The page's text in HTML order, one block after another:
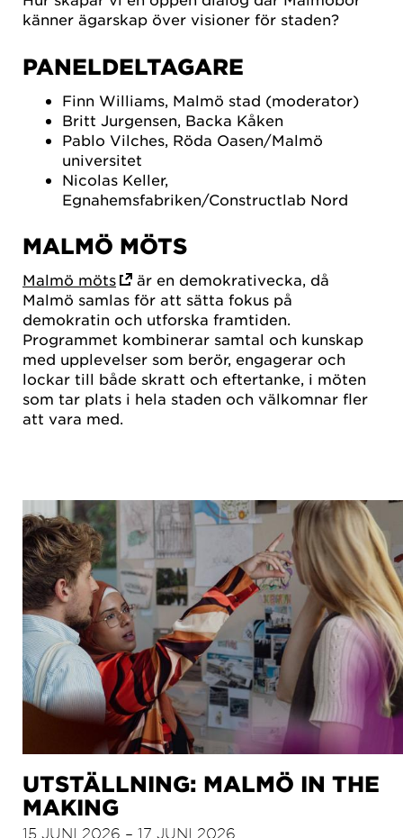
känner ägarskap över visioner för staden?
PANELDELTAGARE
Finn Williams, Malmö stad (moderator)
Britt Jurgensen, Backa Kåken
Pablo Vilches, Röda Oasen/Malmö
universitet
Nicolas Keller,
Egnahemsfabriken/Constructlab Nord
MALMÖ MÖTS
Malmö möts
är en demokrativecka, då
Malmö samlas för att sätta fokus på
demokratin och utforska framtiden.
Programmet kombinerar samtal och kunskap
med upplevelser som berör, engagerar och
lockar till både skratt och eftertanke, i möten
som tar plats i hela staden och välkomnar fler
att vara med.
UTSTÄLLNING: MALMÖ IN THE
MAKING
15 JUNI 2026 – 17 JUNI 2026